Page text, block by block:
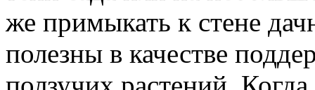
же примыкать к стене
полезны в качестве